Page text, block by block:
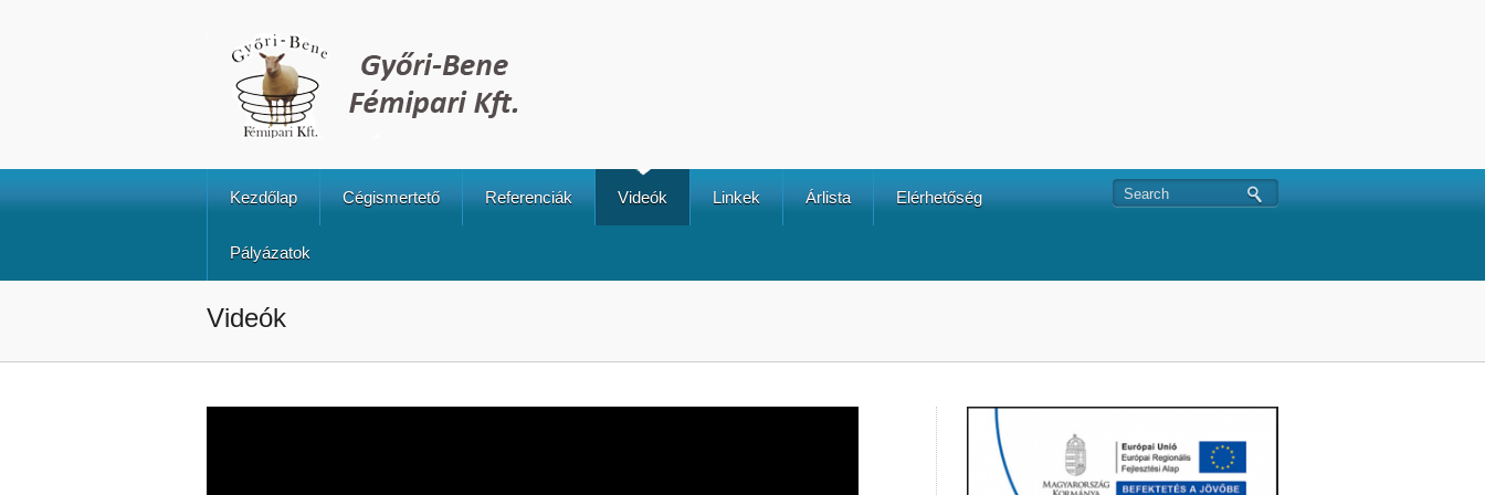
Kezdőlap Cégismertető Referenciák Videók Linkek Árlista Elérhetőség
Pályázatok
Videók